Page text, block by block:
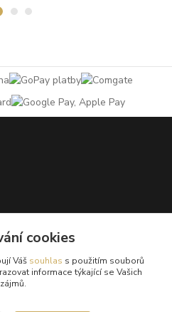
cookies
Váš souhlas s použitím souborů
informace týkající se Vašich
zájmů.